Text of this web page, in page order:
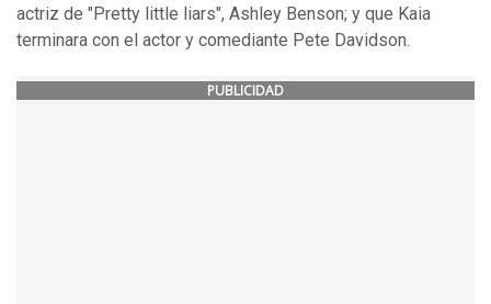
actriz de "Pretty little liars", Ashley Benson; y que Kaia
terminara con el actor y comediante Pete Davidson.
PUBLICIDAD